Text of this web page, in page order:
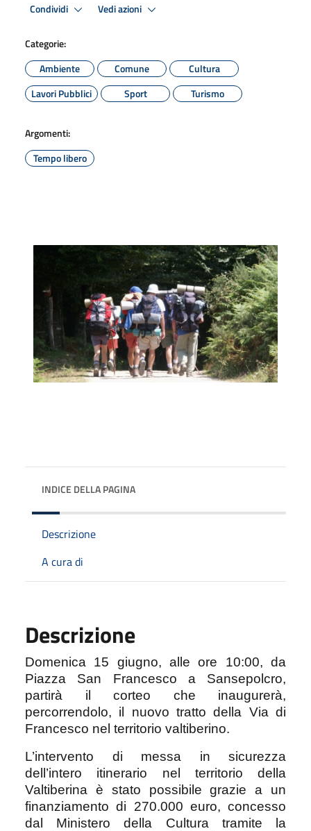
Condividi Vedi azioni
Categorie:
Ambiente
Comune
Cultura
Lavori Pubblici
Sport Turismo
Argomenti:
Tempo libero
INDICE DELLA PAGINA
Descrizione
A cura di
Descrizione
Domenica 15 giugno, alle ore 10:00, da
Piazza San Francesco a Sansepolcro,
partirà il corteo che inaugurerà,
percorrendolo, il nuovo tratto della Via di
Francesco nel territorio valtiberino.
L’intervento di messa in sicurezza
dell’intero itinerario nel territorio della
Valtiberina è stato possibile grazie a un
finanziamento di 270.000 euro, concesso
dal Ministero della Cultura tramite la